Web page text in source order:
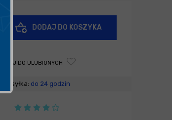
DODAJ DO KOSZYKA
DODAJ DO ULUBIONYCH
Wysyłka: do 24 godzin